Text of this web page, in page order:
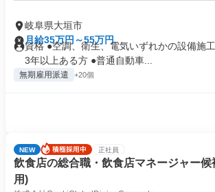
岐阜県大垣市
月給35万円～55万円
資格 ●空調、衛生、電気いずれかの設備施
3年以上ある方 ●普通自動車...
無期雇用派遣 +20個
NEW 正社員
飲食店の総合職・飲食店マネージャー候
用)